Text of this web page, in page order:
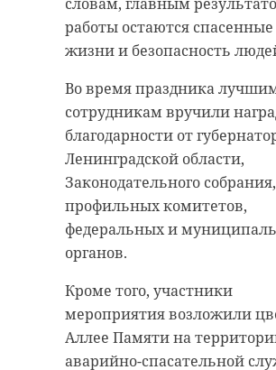
работы остаются спасенные
жизни и безопасность
Во время праздника
сотрудникам вручили
благодарности от
Ленинградской области,
Законодательного собрания,
профильных комитетов,
федеральных и
органов.
Кроме того, участники
мероприятия возложили
Аллее Памяти на
аварийно-спасательной
Фото: https://vk.com/wall-
217485426_2033
судебные приставы
кингисеппский район
Поделиться статьей:
РЕКОМЕНДУЕМ
взаимодействие с ГСУ ГУ
Петербургу и Ленобласти.
многие до сих пор
опасность мошенничества,
сегодня такие преступления
связаны не только с
денег. Злоумышленники все
втягивают людей, в том
подростков, в поджоги и
тяжкие преступления.
"В общественном
сознании у нас